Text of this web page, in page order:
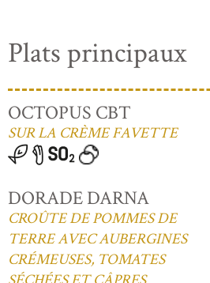
Plats principaux
OCTOPUS CBT
SUR LA CRÈME FAVETTE
DORADE DARNA
CROÛTE DE POMMES DE
TERRE AVEC AUBERGINES
CRÉMEUSES, TOMATES